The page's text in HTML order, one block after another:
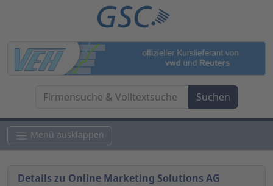
Menü ausklappen
Details zu Online Marketing Solutions AG